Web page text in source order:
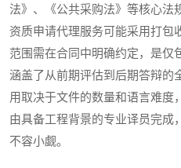
法》、《公共采购法》等核心法
资质申请代理服务可能采用打包
范围需在合同中明确约定，是仅
涵盖了从前期评估到后期答辩的
用取决于文件的数量和语言难度
由具备工程背景的专业译员完成
不容小觑。